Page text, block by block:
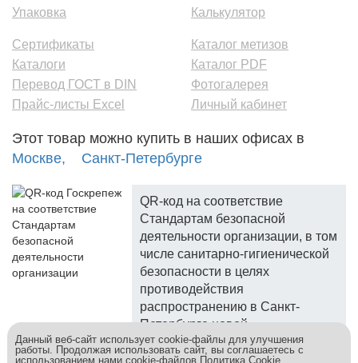
Упаковка
Калькулятор
Сертификаты
Каталоги
Перевод ГОСТ в DIN
Прайс-листы Excel
Каталог метизов
Каталог PDF
Фотогалерея
Личный кабинет
Этот товар можно купить в наших офисах в
Москве,
Санкт-Петербурге
QR-код на соответствие
Стандартам безопасной
деятельности организации, в том
числе санитарно-гигиенической
безопасности в целях
противодействия
распространению в Санкт-
Петербурге новой
коронавирусной инфекции.
Данный веб-сайт использует cookie-файлы для улучшения
работы. Продолжая использовать сайт, вы соглашаетесь с
использованием нами cookie-файлов Политика Cookie.